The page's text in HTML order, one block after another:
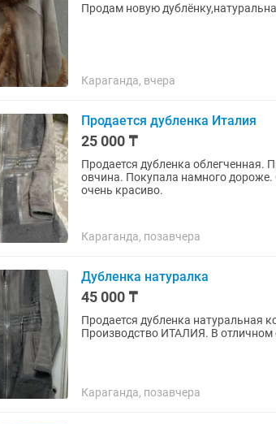
Продам новую
Караганда, вчера
Продается дубленка Италия
25 000 ₸
Продается дубленка облегченная.
овчина. Покупала намного дороже.
очень красиво.
Караганда, позавчера
Дубленка натуралка
45 000 ₸
Продается дубленка натуральная
Производство ИТАЛИЯ. В отличном
Караганда, позавчера